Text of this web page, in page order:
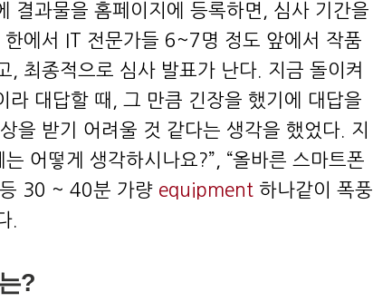
결과물을 홈페이지에 등록하면, 심사 기간을
에서 IT 전문가들 6~7명 정도 앞에서 작품
, 최종적으로 심사 발표가 난다. 지금 돌이켜
라 대답할 때, 그 만큼 긴장을 했기에 대답을
을 받기 어려울 것 같다는 생각을 했었다. 지
어떻게 생각하시나요?”, “올바른 스마트폰
등 30 ~ 40분 가량 equipment 하나같이 폭풍
.
?